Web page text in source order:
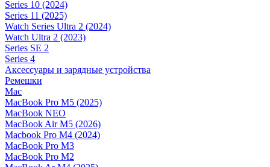
Series 10 (2024)
Series 11 (2025)
Watch Series Ultra 2 (2024)
Watch Ultra 2 (2023)
Series SE 2
Series 4
Аксессуары и зарядные устройства
Ремешки
Mac
MacBook Pro M5 (2025)
MacBook NEO
MacBook Air M5 (2026)
Macbook Pro M4 (2024)
MacBook Pro M3
MacBook Pro M2